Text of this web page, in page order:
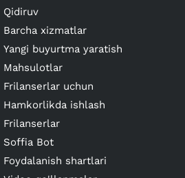
Qidiruv
Barcha xizmatlar
Yangi buyurtma yaratish
Mahsulotlar
Frilanserlar uchun
Hamkorlikda ishlash
Frilanserlar
Soffia Bot
Foydalanish shartlari